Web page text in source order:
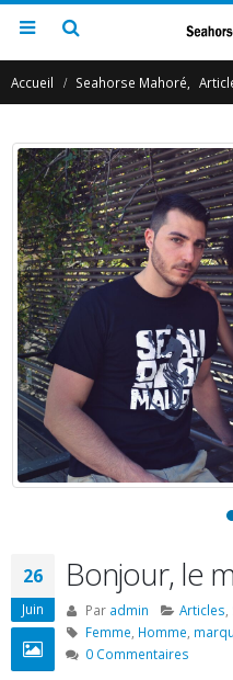
Accueil Seahorse Mahoré
Juin Par admin Articles ,
Femme,Homme,
0 Commentaires
Bienvenue sur notre boutique